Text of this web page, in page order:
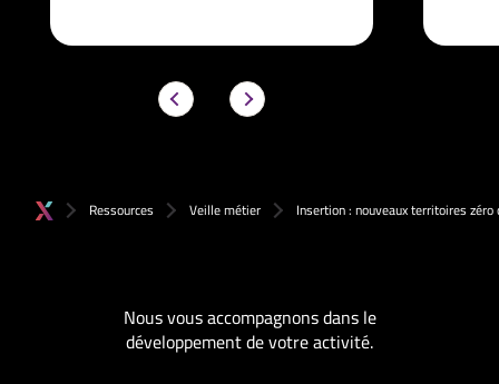
Ressources Veille métier Insertion : nouveaux territoires
Nous vous accompagnons dans le
développement de votre activité.